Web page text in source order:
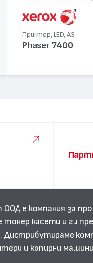
Принтер, LED, А3
Phaser 7400
ООД е компания за
тонер касети и ги
. Дистрибутираме
и копирни